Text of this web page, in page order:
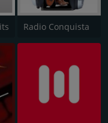
Radio Conquista